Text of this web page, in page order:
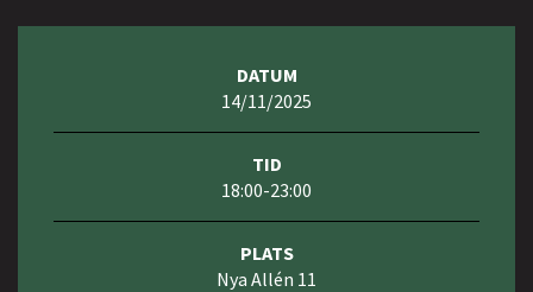
DATUM
14/11/2025
TID
18:00-23:00
PLATS
Nya Allén 11